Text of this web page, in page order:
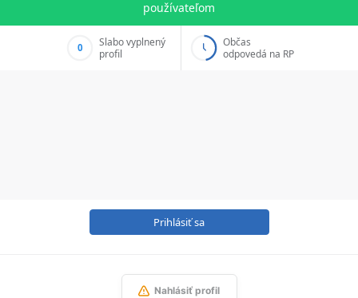
používateľom
0
Slabo vyplnený
profil
Občas
odpovedá na RP
Prihlásiť sa
Nahlásiť profil